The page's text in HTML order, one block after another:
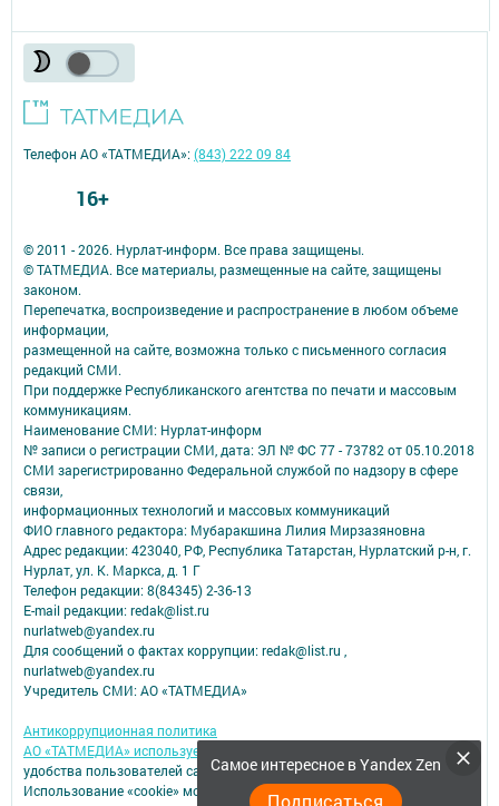
Самое интересное в Yandex Zen
Подписаться
© 2011 - 2026. Нурлат-⁠информ. Все права защищены.
© ТАТМЕДИА. Все материалы, размещенные на сайте, защищены
законом.
Перепечатка, воспроизведение и распространение в любом объеме
информации,
размещенной на сайте, возможна только с письменного согласия
редакций СМИ.
При поддержке Республиканского агентства по печати и массовым
коммуникациям.
Наименование СМИ: Нурлат-⁠информ
№ записи о регистрации СМИ, дата: ЭЛ № ФС 77 -⁠ 73782 от 05.10.2018
СМИ зарегистрированно Федеральной службой по надзору в сфере
связи,
информационных технологий и массовых коммуникаций
ФИО главного редактора: Мубаракшина Лилия Мирзазяновна
Адрес редакции: 423040, РФ, Республика Татарстан, Нурлатский р-н, г.
Нурлат, ул. К. Маркса, д. 1 Г
Телефон редакции: 8(84345) 2-36-13
E-mail редакции: redak@list.ru
nurlatweb@yandex.ru
Для сообщений о фактах коррупции: redak@list.ru ,
nurlatweb@yandex.ru
Учредитель СМИ: АО «ТАТМЕДИА»
Антикоррупционная политика
АО «ТАТМЕДИА» использует «cookie»
для персонализации сервисов и
удобства пользователей сайтом.
Использование «cookie» можно отменить в настройках браузера.
Телефон АО «ТАТМЕДИА»:(843) 222 09 84
16+